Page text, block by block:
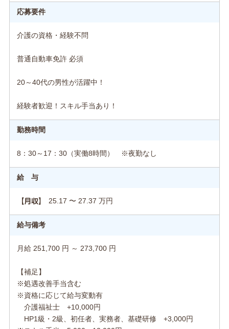
応募要件
介護の資格・経験不問
普通自動車免許 必須
20～40代の男性が活躍中！
経験者歓迎！スキル手当あり！
勤務時間
8：30～17：30（実働8時間） ※夜勤なし
給 与
【月収】 25.17 〜 27.37 万円
給与備考
月給 251,700 円 ～ 273,700 円
【補足】
※処遇改善手当含む
※資格に応じて給与変動有
介護福祉士 +10,000円
HP1級・2級、初任者、実務者、基礎研修 +3,000円